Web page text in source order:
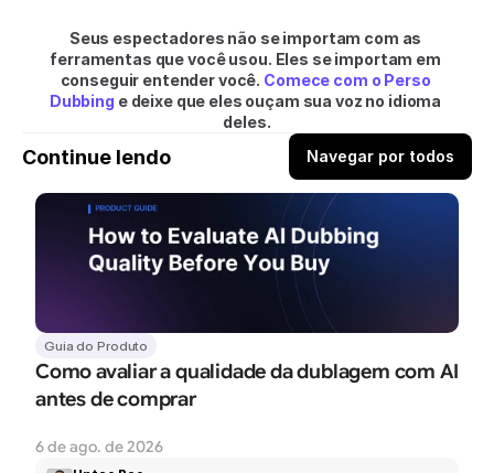
Seus espectadores não se importam com as
ferramentas que você usou. Eles se importam em
conseguir entender você. Comece com o Perso
Dubbing e deixe que eles ouçam sua voz no idioma
deles.
Continue lendo Navegar por todos
Guia do Produto
Como avaliar a qualidade da dublagem com AI
antes de comprar
6 de ago. de 2026